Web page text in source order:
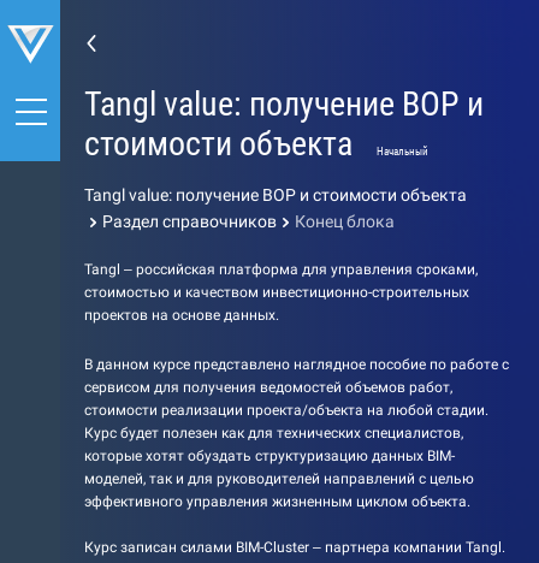
Tangl value: получение ВОР и
стоимости объекта
Начальный
Tangl value: получение ВОР и стоимости объекта
Раздел справочников
Конец блока
Tangl – российская платформа для управления сроками,
стоимостью и качеством инвестиционно-строительных
проектов на основе данных.
В данном курсе представлено наглядное пособие по работе с
сервисом для получения ведомостей объемов работ,
стоимости реализации проекта/объекта на любой стадии.
Курс будет полезен как для технических специалистов,
которые хотят обуздать структуризацию данных BIM-
моделей, так и для руководителей направлений с целью
эффективного управления жизненным циклом объекта.
Курс записан силами BIM-Cluster – партнера компании Tangl.